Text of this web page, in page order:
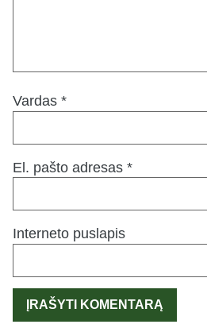
Vardas *
El. pašto adresas *
Interneto puslapis